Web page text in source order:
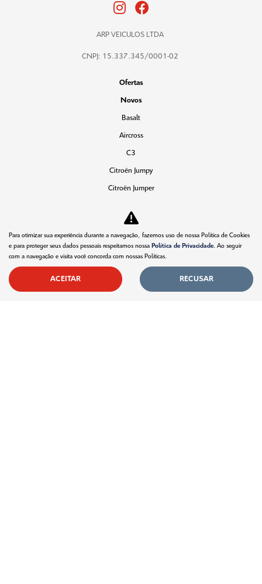
ARP VEICULOS LTDA
CNPJ: 15.337.345/0001-02
Ofertas
Novos
Basalt
Aircross
C3
Citroën Jumpy
Citroën Jumper
Pequenas Empresas
Profissionais autônomos
Convênio
Veículos diplomáticos
Para otimizar sua experiência durante a navegação, fazemos uso de nossa Política de Cookies
e para proteger seus dados pessoais respeitamos nossa Política de Privacidade. Ao seguir
com a navegação e visita você concorda com nossas Políticas.
ACEITAR RECUSAR